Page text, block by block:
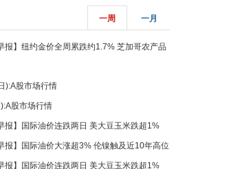
一周 一月
报】纽约金价全周累跌约1.7% 芝加哥农产品
):A股市场行情
股市场行情
报】国际油价连跌两日 美大豆玉米跌超1%
报】国际油价大涨超3% 伦镍触及近10年高位
报】国际油价连跌两日 美大豆玉米跌超1%